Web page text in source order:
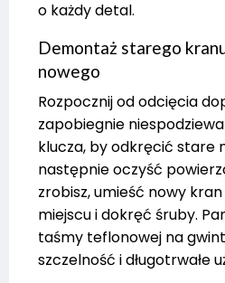
o każdy detal.
Demontaż starego
nowego
Rozpocznij od odcięcia
zapobiegnie
klucza, by odkręcić stare
następnie oczyść
zrobisz, umieść nowy
miejscu i dokręć śruby.
taśmy teflonowej na
szczelność i długotrwałe